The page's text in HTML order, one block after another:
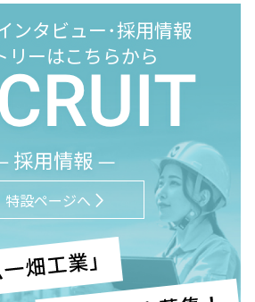
ンタビュー･採用情報
リーはこちらから
特設ページへ